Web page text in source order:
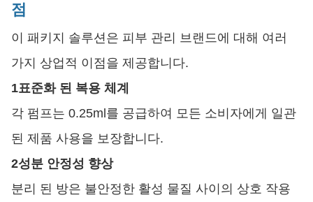
점
이 패키지 솔루션은 피부 관리 브랜드에 대해 여러
가지 상업적 이점을 제공합니다.
1표준화 된 복용 체계
각 펌프는 0.25ml를 공급하여 모든 소비자에게 일관
된 제품 사용을 보장합니다.
2성분 안정성 향상
분리 된 방은 불안정한 활성 물질 사이의 상호 작용